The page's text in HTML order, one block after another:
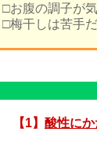
お腹の調子が
梅干しは苦手
【1】 酸性にか